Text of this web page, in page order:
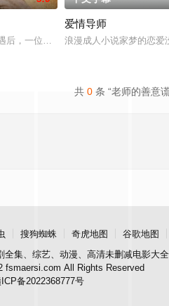
使。回到布宜诺
后，一位小镇女子向疏远的哥哥借了钱
爱情导师
浪漫成人小说家梦的恋爱
共 0 条 “老师的善意
搜狗蜘蛛 奇虎地图 谷歌地图
全集、综艺、动漫、高清未删减电影大
fsmaersi.com All Rights Reserved
备2022368777号